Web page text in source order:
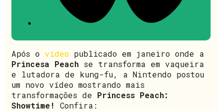
Após o vídeo publicado em janeiro onde a
Princesa Peach se transforma em vaqueira
e lutadora de kung-fu, a Nintendo postou
um novo vídeo mostrando mais
transformações de Princess Peach:
Showtime!
Confira: